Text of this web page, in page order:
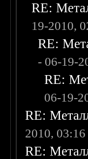
RE:
19-2010,
RE:
- 06-19-
RE:
06-19-
RE:
2010,
RE: